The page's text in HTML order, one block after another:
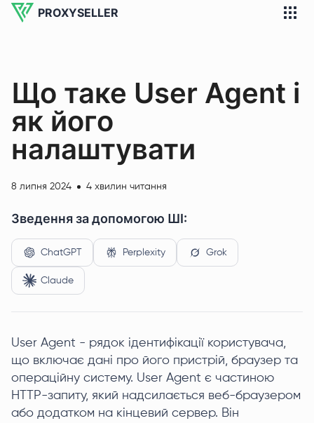
PROXYSELLER
Що таке User Agent і
як його
налаштувати
8 липня 2024 4 хвилин читання
Зведення за допомогою ШІ:
ChatGPT Perplexity Grok
Claude
User Agent - рядок ідентифікації користувача,
що включає дані про його пристрій, браузер та
операційну систему. User Agent є частиною
HTTP-запиту, який надсилається веб-браузером
або додатком на кінцевий сервер. Він